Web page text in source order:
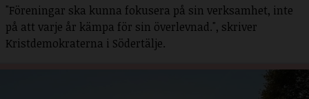
"Föreningar ska kunna fokusera på sin verksamhet, inte
på att varje år kämpa för sin överlevnad.", skriver
Kristdemokraterna i Södertälje.